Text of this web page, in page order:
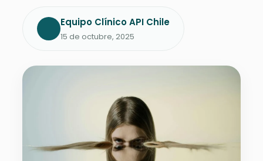
Equipo Clínico API Chile
15 de octubre, 2025